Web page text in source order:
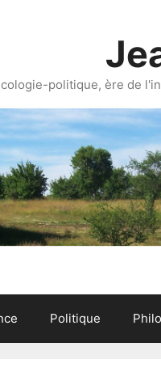
politique, ère de
Politique